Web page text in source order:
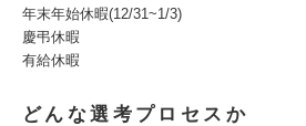
年末年始休暇(12/31~1/3)
慶弔休暇
有給休暇
どんな選考プロセスか